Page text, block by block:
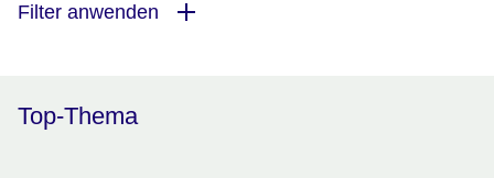
Filter anwenden
Top-Thema